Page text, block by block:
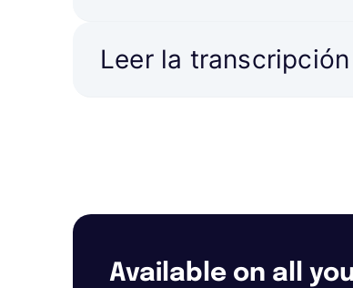
Leer la
Available on all